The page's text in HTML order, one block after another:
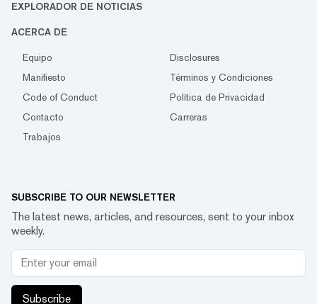
EXPLORADOR DE NOTICIAS
ACERCA DE
Equipo
Disclosures
Manifiesto
Términos y Condiciones
Code of Conduct
Política de Privacidad
Contacto
Carreras
Trabajos
SUBSCRIBE TO OUR NEWSLETTER
The latest news, articles, and resources, sent to your inbox
weekly.
Subscribe